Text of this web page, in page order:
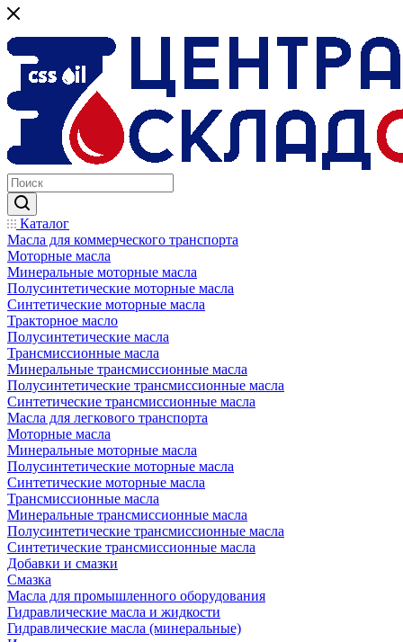
Каталог
Масла для коммерческого транспорта
Моторные масла
Минеральные моторные масла
Полусинтетические моторные масла
Синтетические моторные масла
Тракторное масло
Полусинтетические масла
Трансмиссионные масла
Минеральные трансмиссионные масла
Полусинтетические трансмиссионные масла
Синтетические трансмиссионные масла
Масла для легкового транспорта
Моторные масла
Минеральные моторные масла
Полусинтетические моторные масла
Синтетические моторные масла
Трансмиссионные масла
Минеральные трансмиссионные масла
Полусинтетические трансмиссионные масла
Синтетические трансмиссионные масла
Добавки и смазки
Смазка
Масла для промышленного оборудования
Гидравлические масла и жидкости
Гидравлические масла (минеральные)